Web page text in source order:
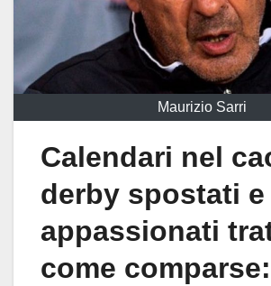
Maurizio Sarri
Calendari nel
derby spostati e
appassionati
come